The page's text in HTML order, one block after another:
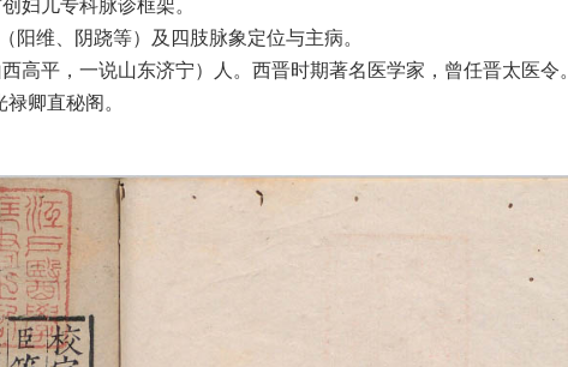
妇儿专科脉诊框架。
阳维、阴跷等）及四肢脉象定位与主病。
高平，一说山东济宁）人。西晋时期著名医学家，曾任晋太医令。
卿直秘阁。